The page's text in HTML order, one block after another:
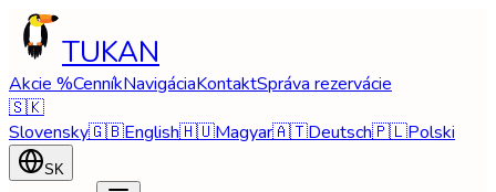
TUKAN
Akcie %CenníkNavigáciaKontaktSpráva rezervácie
🇸🇰
Slovensky🇬🇧English🇭🇺Magyar🇦🇹Deutsch🇵🇱Polski
SK